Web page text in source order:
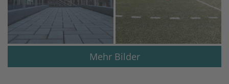
Mehr Bilder